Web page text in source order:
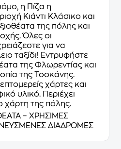
η Πίζα η
Κιάντι Κλάσικο και
της πόλης και
Όλες οι
για να
ταξίδι! Εντρυφήστε
της Φλωρεντίας και
της Τοσκάνης.
χάρτες και
υλικό. Περιέχει
της πόλης.
– ΧΡΗΣΙΜΕΣ
ΔΙΑΔΡΟΜΕΣ